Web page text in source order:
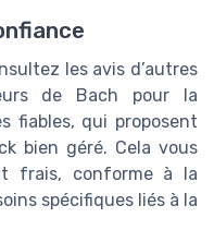
les avis d’autres
de Bach pour la
fiables, qui proposent
bien géré. Cela vous
frais, conforme à la
spécifiques liés à la